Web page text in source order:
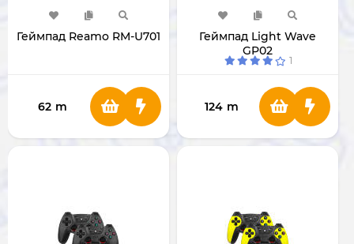
Геймпад Reamo RM-U701
62 m
Геймпад Light Wave
GP02
1
124 m